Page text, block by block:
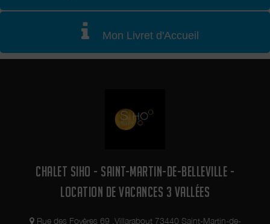
Mon Livret d'Accueil
CHALET SIHO - SAINT-MARTIN-DE-BELLEVILLE -
LOCATION DE VACANCES 3 VALLÉES
Rue des Foyères 69 ,Villarabout 73440 Saint-Martin-de-